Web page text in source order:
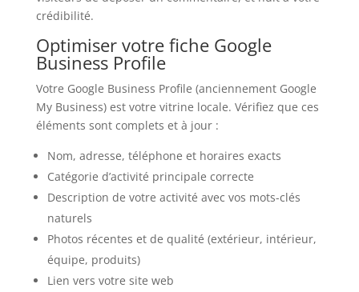
crédibilité.
Optimiser votre fiche Google
Business Profile
Votre Google Business Profile (anciennement Google
My Business) est votre vitrine locale. Vérifiez que ces
éléments sont complets et à jour :
Nom, adresse, téléphone et horaires exacts
Catégorie d’activité principale correcte
Description de votre activité avec vos mots-clés
naturels
Photos récentes et de qualité (extérieur, intérieur,
équipe, produits)
Lien vers votre site web